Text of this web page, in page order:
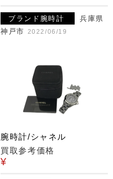
ブランド腕時計
兵庫県
神戸市 2022/06/19
腕時計/シャネル
買取参考価格
¥